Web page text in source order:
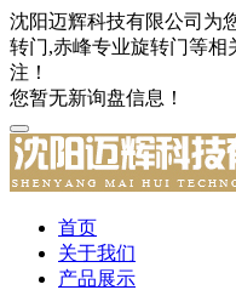
沈阳迈辉科技有限公司为
转门,赤峰专业旋转门等相
注！
您暂无新询盘信息！
首页
关于我们
产品展示